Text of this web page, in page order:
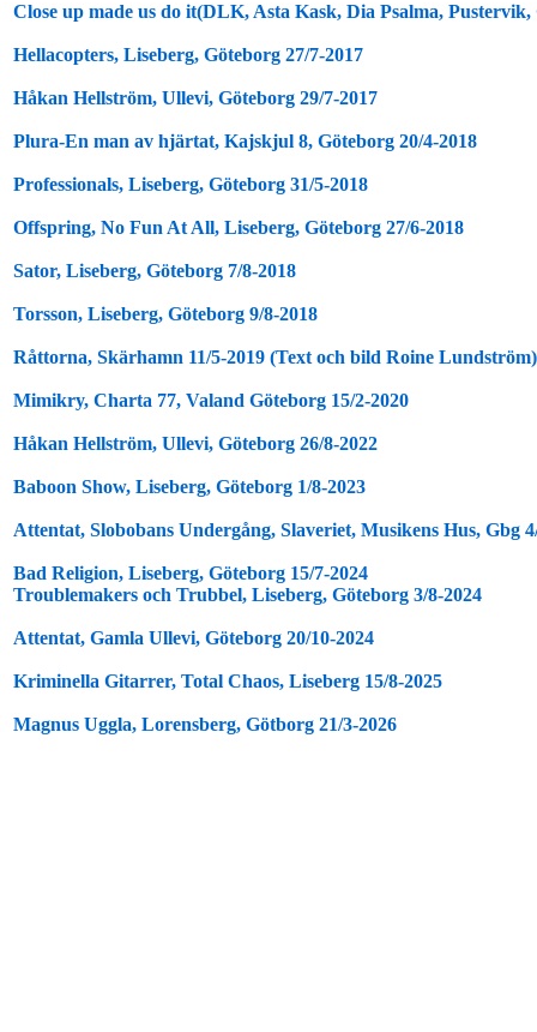
Close up made us do it(DLK, Asta Kask, Dia Psalma, Pustervik,
Hellacopters, Liseberg, Göteborg 27/7-2017
Håkan Hellström, Ullevi, Göteborg 29/7-2017
Plura-En man av hjärtat, Kajskjul 8, Göteborg 20/4-2018
Professionals, Liseberg, Göteborg 31/5-2018
Offspring, No Fun At All, Liseberg, Göteborg 27/6-2018
Sator, Liseberg, Göteborg 7/8-2018
Torsson, Liseberg, Göteborg 9/8-2018
Råttorna, Skärhamn 11/5-2019 (Text och bild Roine Lundström)
Mimikry, Charta 77, Valand Göteborg 15/2-2020
Håkan Hellström, Ullevi, Göteborg 26/8-2022
Baboon Show, Liseberg, Göteborg 1/8-2023
Attentat, Slobobans Undergång, Slaveriet, Musikens Hus, Gbg
Bad Religion, Liseberg, Göteborg 15/7-2024
Troublemakers och Trubbel, Liseberg, Göteborg 3/8-2024
Attentat, Gamla Ullevi, Göteborg 20/10-2024
Kriminella Gitarrer, Total Chaos, Liseberg 15/8-2025
Magnus Uggla, Lorensberg, Götborg 21/3-2026